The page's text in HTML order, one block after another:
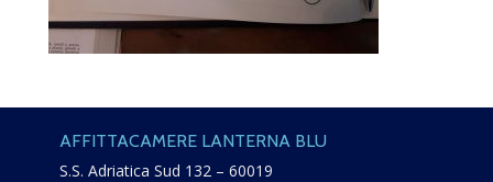
AFFITTACAMERE LANTERNA BLU
S.S. Adriatica Sud 132 – 60019